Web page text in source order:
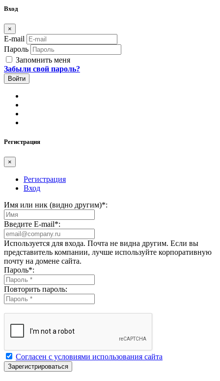
Вход
×
E-mail
Пароль
Запомнить меня
Забыли свой пароль?
Регистрация
×
Регистрация
Вход
Имя или ник (видно другим)*:
Введите E-mail*:
Используется для входа. Почта не видна другим. Если вы
представитель компании, лучше используйте корпоративную
почту на домене сайта.
Пароль*:
Повторить пароль:
Согласен с условиями использования сайта